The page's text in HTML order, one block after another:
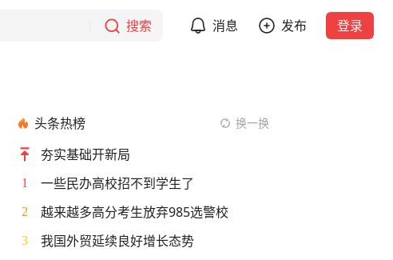
搜索 消息 发布 登录
头条热榜 换一换
夯实基础开新局
1 一些民办高校招不到学生了
2 越来越多高分考生放弃985选警校
3 我国外贸延续良好增长态势